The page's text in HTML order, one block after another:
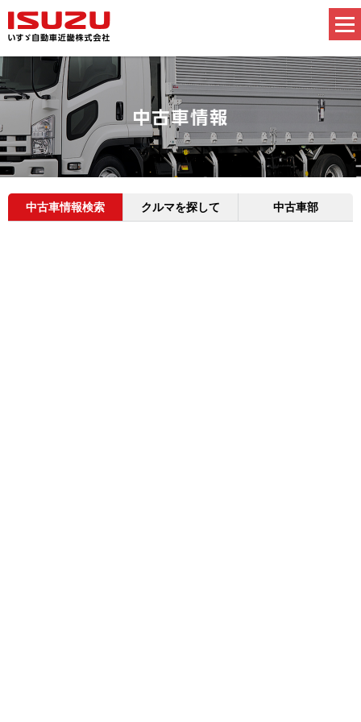
中古車情報検索 クルマを探して 中古車部